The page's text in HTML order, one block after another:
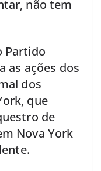
não tem
Partido
as ações dos
dos
que
de
Nova York